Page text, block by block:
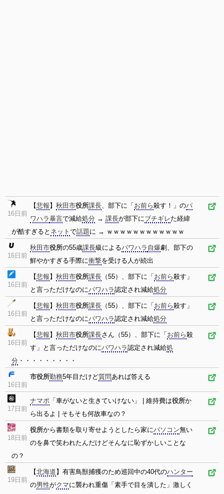
16日前
【悲報 】 秋田市役所課長、部下に「 お前ら殺す！」のパ
ワハラ暴言で減給処分 → 課長が部下にブチギレた経緯
が酷すぎると ネット で話題に → ｗｗｗｗｗｗｗｗｗｗｗｗ
16日前
秋田市役所の55歳課長級によるパワハラ 自爆劇、部下の
鮮やかすぎる手際に衝撃を受ける人が続出
16日前
【悲報 】 秋田市役所課長 （55）、部下に「 お前ら殺す」
と言っただけなのにパワハラ認定され減給処分
16日前
【悲報 】 秋田市役所課長 （55）、部下に「 お前ら殺す」
と言っただけなのにパワハラ認定され減給処分
16日前
【悲報 】 秋田市役所課長さん（55）、部下に「 お前ら殺
す」と言っただけなのにパワハラ認定され減給処
分 ・・・・・・・・・
16日前
市役所勤務5年目だけど質問あれば答える
17日前
ナマポ 「車がないと生きていけない」 | 維持費は役所か
ら出るよ | そもそも何故車なの？
18日前
役所から書類を取り寄せようとしたら家にパソコン無い
のを鼻で笑われたんだけどそんなに恥ずかしいことな
の？
19日前
【北海道 】有害鳥獣捕獲のため巡回中の40代のハンター
の男性がクマに襲われ重傷「素手で目を潰した」激しく